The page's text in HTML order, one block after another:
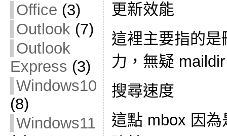
Office (3)
Outlook(7)
Outlook
Express (3)
Windows10
(8)
Windows11
更新效能
這裡主要指的
力，無疑
搜尋速度
這點 mbox 因